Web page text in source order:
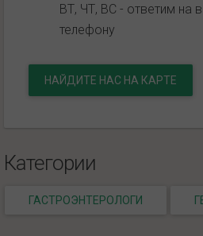
ВТ, ЧТ, ВС - ответим на
телефону
НАЙДИТЕ НАС НА КАРТЕ
Категории
ГАСТРОЭНТЕРОЛОГИ